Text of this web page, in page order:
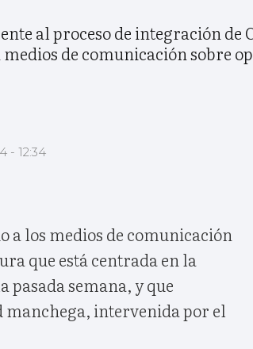
al proceso de integración de
de comunicación sobre
- 12:34
a los medios de comunicación
que está centrada en la
pasada semana, y que
manchega, intervenida por el